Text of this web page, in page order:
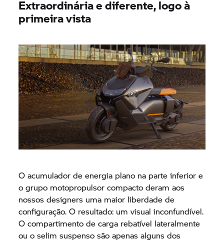
Extraordinária e diferente, logo à
primeira vista
O acumulador de energia plano na parte inferior e
o grupo motopropulsor compacto deram aos
nossos designers uma maior liberdade de
configuração. O resultado: um visual inconfundível.
O compartimento de carga rebatível lateralmente
ou o selim suspenso são apenas alguns dos